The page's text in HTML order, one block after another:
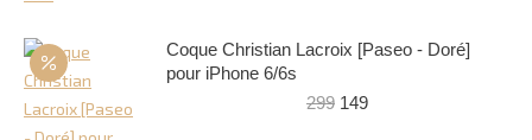
Coque Christian Lacroix [Paseo - Doré]
pour iPhone 6/6s
299 Le
149Le